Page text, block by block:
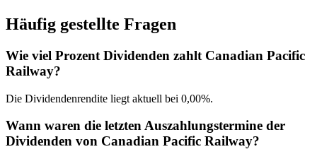
Häufig gestellte Fragen
Wie viel Prozent Dividenden zahlt Canadian Pacific
Railway?
Die Dividendenrendite liegt aktuell bei 0,00%.
Wann waren die letzten Auszahlungstermine der
Dividenden von Canadian Pacific Railway?